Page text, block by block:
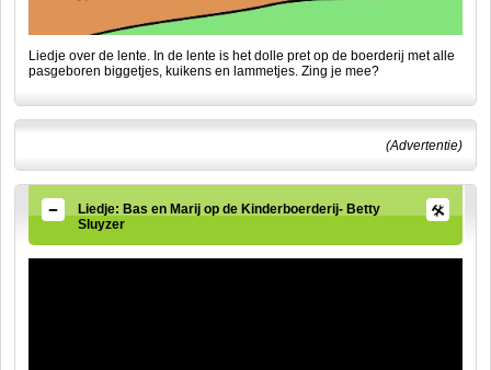
Liedje over de lente. In de lente is het dolle pret op de boerderij met alle
pasgeboren biggetjes, kuikens en lammetjes. Zing je mee?
(Advertentie)
Liedje: Bas en Marij op de Kinderboerderij- Betty
Sluyzer